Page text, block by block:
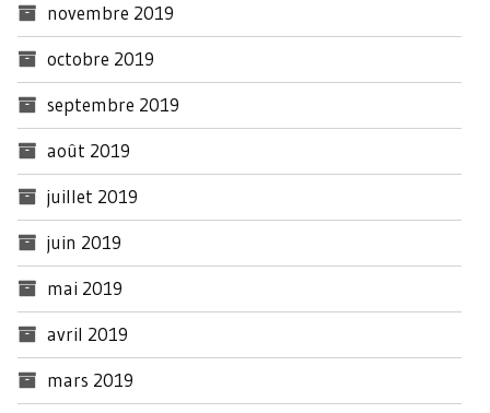
novembre 2019
octobre 2019
septembre 2019
août 2019
juillet 2019
juin 2019
mai 2019
avril 2019
mars 2019